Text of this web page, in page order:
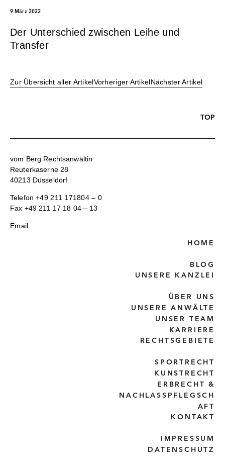
9 März 2022
Der Unterschied zwischen Leihe und
Transfer
Zur Übersicht aller ArtikelVorheriger ArtikelNächster Artikel
TOP
vom Berg Rechtsanwältin
Reuterkaserne 28
40213 Düsseldorf
Telefon+49 211 171804 – 0
Fax +49 211 17 18 04 – 13
Email
HOME
BLOG
UNSERE KANZLEI
ÜBER UNS
UNSERE ANWÄLTE
UNSER TEAM
KARRIERE
RECHTSGEBIETE
SPORTRECHT
KUNSTRECHT
ERBRECHT &
NACHLASSPFLEGSCH
AFT
KONTAKT
IMPRESSUM
DATENSCHUTZ